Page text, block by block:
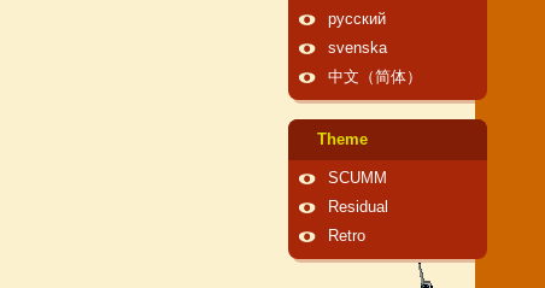
русский
svenska
中文（简体）
Theme
SCUMM
Residual
Retro